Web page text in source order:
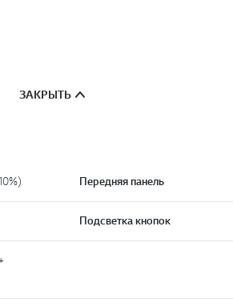
ЗАКРЫТЬ
Передняя панель
Подсветка кнопок